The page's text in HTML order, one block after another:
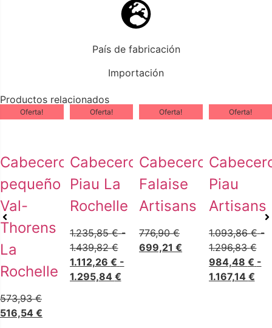
País de fabricación
Importación
Productos relacionados
Oferta!
Cabecero
pequeño
Val-
Thorens
La
Rochelle
573,93€
516,54 €
Oferta!
Cabecero
Piau La
Rochelle
1.235,85€ -
1.439,82€
1.112,26 € -
1.295,84 €
Oferta!
Cabecero
Falaise
Artisans
776,90€
699,21 €
Oferta!
Piau
Artisans
1.093,86€ -
1.296,83€
984,48 € -
1.167,14 €